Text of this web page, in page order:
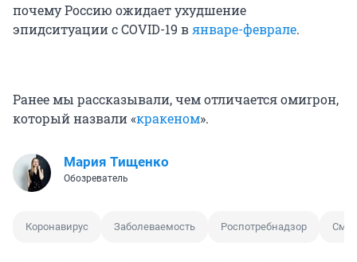
почему Россию ожидает ухудшение
эпидситуации с COVID-19 в январе-феврале.
Ранее мы рассказывали, чем отличается омиrрон,
который назвали «кракеном».
Мария Тищенко
Обозреватель
Коронавирус Заболеваемость Роспотребнадзор